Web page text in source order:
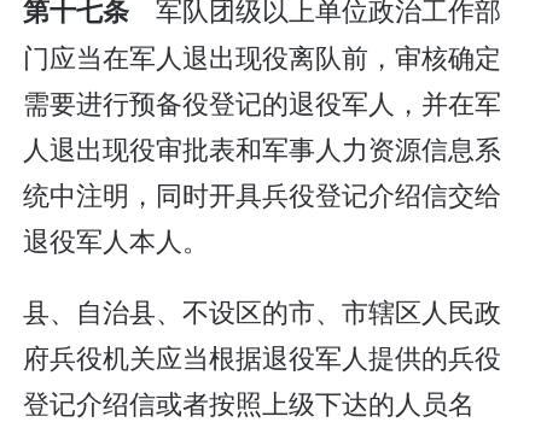
第十七条军队团级以上单位政治工作部
门应当在军人退出现役离队前，审核确定
需要进行预备役登记的退役军人，并在军
人退出现役审批表和军事人力资源信息系
统中注明，同时开具兵役登记介绍信交给
退役军人本人。
县、自治县、不设区的市、市辖区人民政
府兵役机关应当根据退役军人提供的兵役
登记介绍信或者按照上级下达的人员名